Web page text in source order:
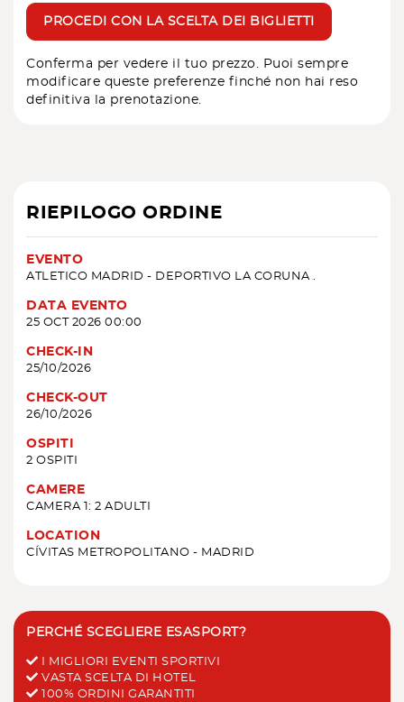
PROCEDI CON LA SCELTA DEI BIGLIETTI
Conferma per vedere il tuo prezzo. Puoi sempre
modificare queste preferenze finché non hai reso
definitiva la prenotazione.
RIEPILOGO ORDINE
EVENTO
ATLETICO MADRID - DEPORTIVO LA CORUNA .
DATA EVENTO
25 OCT 2026 00:00
CHECK-IN
25/10/2026
CHECK-OUT
26/10/2026
OSPITI
2 OSPITI
CAMERE
CAMERA 1: 2 ADULTI
LOCATION
CÍVITAS METROPOLITANO - MADRID
PERCHÉ SCEGLIERE ESASPORT?
I MIGLIORI EVENTI SPORTIVI
VASTA SCELTA DI HOTEL
100% ORDINI GARANTITI